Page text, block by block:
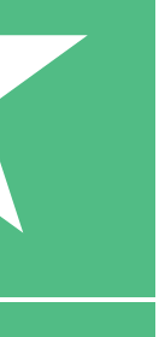
Keine